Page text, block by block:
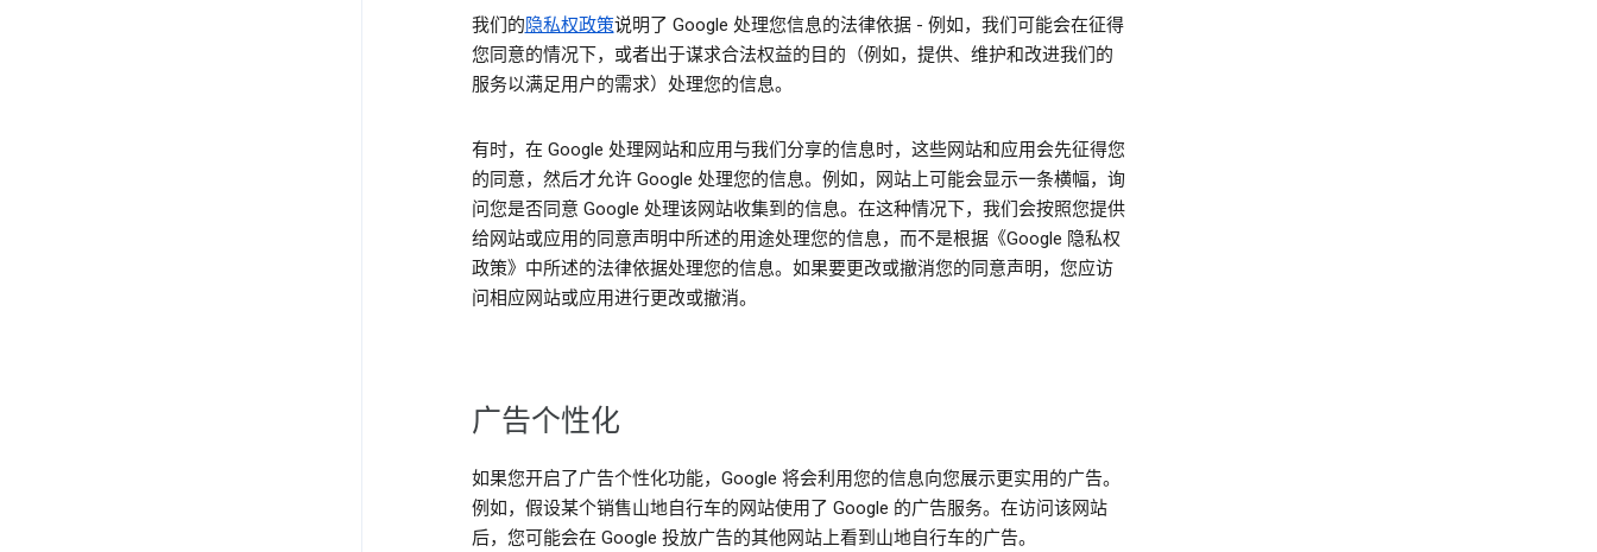
我们的隐私权政策说明了 Google 处理您信息的法律依据 - 例如，我们可能会在征得
您同意的情况下，或者出于谋求合法权益的目的（例如，提供、维护和改进我们的
服务以满足用户的需求）处理您的信息。
有时，在 Google 处理网站和应用与我们分享的信息时，这些网站和应用会先征得您
的同意，然后才允许 Google 处理您的信息。例如，网站上可能会显示一条横幅，询
问您是否同意 Google 处理该网站收集到的信息。在这种情况下，我们会按照您提供
给网站或应用的同意声明中所述的用途处理您的信息，而不是根据《Google 隐私权
政策》中所述的法律依据处理您的信息。如果要更改或撤消您的同意声明，您应访
问相应网站或应用进行更改或撤消。
广告个性化
如果您开启了广告个性化功能，Google 将会利用您的信息向您展示更实用的广告。
例如，假设某个销售山地自行车的网站使用了 Google 的广告服务。在访问该网站
后，您可能会在 Google 投放广告的其他网站上看到山地自行车的广告。